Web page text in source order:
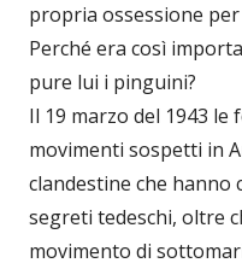
propria ossessione
Perché era così
pure lui i pinguini?
Il 19 marzo del 1943 le
movimenti sospetti in
clandestine che
segreti tedeschi, oltre
movimento di